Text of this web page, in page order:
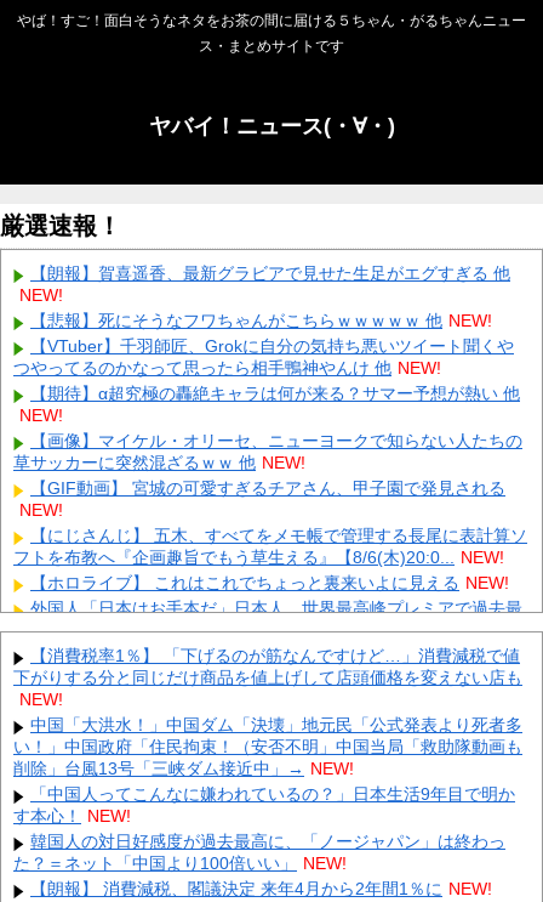
やば！すご！面白そうなネタをお茶の間に届ける５ちゃん・がるちゃんニュー
ス・まとめサイトです
ヤバイ！ニュース(・∀・)
厳選速報！
【朗報】賀喜遥香、最新グラビアで見せた生足がエグすぎる 他
NEW!
【悲報】死にそうなフワちゃんがこちらｗｗｗｗｗ 他 NEW!
【VTuber】千羽師匠、Grokに自分の気持ち悪いツイート聞くや
つやってるのかなって思ったら相手鴨神やんけ 他 NEW!
【期待】α超究極の轟絶キャラは何が来る？サマー予想が熱い 他
NEW!
【画像】マイケル・オリーセ、ニューヨークで知らない人たちの
草サッカーに突然混ざるｗｗ 他 NEW!
【GIF動画】 宮城の可愛すぎるチアさん、甲子園で発見される
NEW!
【にじさんじ】 五木、すべてをメモ帳で管理する長尾に表計算ソ
フトを布教へ『企画趣旨でもう草生える』【8/6(木)20:0... NEW!
【ホロライブ】 これはこれでちょっと裏来いよに見える NEW!
外国人「日本はお手本だ」日本人、世界最高峰プレミアで過去最
多の8人に！アジアから羨望の眼差し！【海外の反応】 NEW!
仏F1記者「アロンソが2年契約延長に向けアストンマーチンに年
間4000万ユーロ（約72.8億円）を要求」 NEW!
【動画】 新型のさすまた、限界突破ｗｗｗｗｗｗ
【悲報】 有吉、一般人に「ド正論」を叩きつけて炎上ｗｗｗｗｗ
ｗｗｗ NEW!
【画像】 ワイ「アルファードいいなあ。買いに行くか」店員「ほ
いっ見積もりな！」ワイ「金額おかしくね？」←お前らもそう思
う... NEW!
【画像】 「キム兄」こと芸人・木村祐一さん（63歳）、最新の松
本人志さんとのツーショットが完全に別人だとネット騒然！
「... NEW!
【消費税率1％】 「下げるのが筋なんですけど…」消費減税で値
下がりする分と同じだけ商品を値上げして店頭価格を変えない店も
NEW!
中国「大洪水！」中国ダム「決壊」地元民「公式発表より死者多
い！」中国政府「住民拘束！（安否不明」中国当局「救助隊動画も
削除」台風13号「三峡ダム接近中」→ NEW!
「中国人ってこんなに嫌われているの？」日本生活9年目で明か
す本心！
NEW!
韓国人の対日好感度が過去最高に、「ノージャパン」は終わっ
た？＝ネット「中国より100倍いい」
NEW!
【朗報】 消費減税、閣議決定 来年4月から2年間1％に NEW!